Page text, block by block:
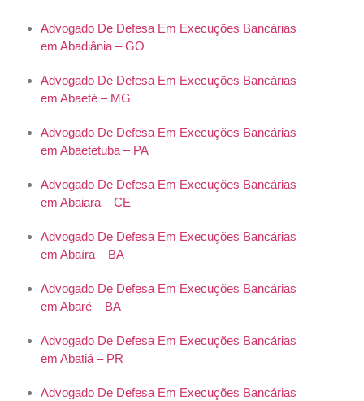
Advogado De Defesa Em Execuções Bancárias
em Abadiânia – GO
Advogado De Defesa Em Execuções Bancárias
em Abaeté – MG
Advogado De Defesa Em Execuções Bancárias
em Abaetetuba – PA
Advogado De Defesa Em Execuções Bancárias
em Abaiara – CE
Advogado De Defesa Em Execuções Bancárias
em Abaíra – BA
Advogado De Defesa Em Execuções Bancárias
em Abaré – BA
Advogado De Defesa Em Execuções Bancárias
em Abatiá – PR
Advogado De Defesa Em Execuções Bancárias